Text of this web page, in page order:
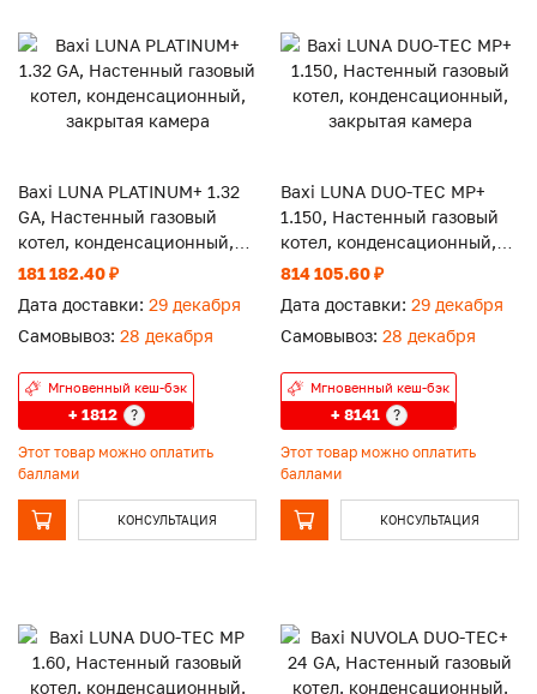
Baxi LUNA PLATINUM+ 1.32
GA, Настенный газовый
котел, конденсационный,
закрытая камера
181 182.40 ₽
Дата доставки: 29 декабря
Самовывоз: 28 декабря
Мгновенный кеш-бэк
+ 1812 ?
Этот товар можно оплатить
баллами
КОНСУЛЬТАЦИЯ
Baxi LUNA DUO-TEC MP+
1.150, Настенный газовый
котел, конденсационный,
закрытая камера
814 105.60 ₽
Дата доставки: 29 декабря
Самовывоз: 28 декабря
Мгновенный кеш-бэк
+ 8141 ?
Этот товар можно оплатить
баллами
КОНСУЛЬТАЦИЯ